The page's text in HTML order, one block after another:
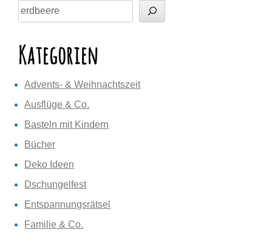
Suchen
Kategorien
Advents- & Weihnachtszeit
Ausflüge & Co.
Basteln mit Kindern
Bücher
Deko Ideen
Dschungelfest
Entspannungsrätsel
Familie & Co.